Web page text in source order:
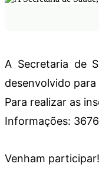
A Secretaria de
desenvolvido
Para realizar as
Informações:
Venham participar!